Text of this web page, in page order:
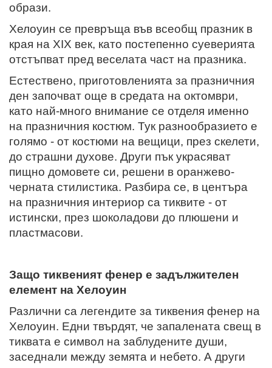
образи.
Хелоуин се превръща във всеобщ празник в
края на ХІХ век, като постепенно суеверията
отстъпват пред веселата част на празника.
Естествено, приготовленията за празничния
ден започват още в средата на октомври,
като най-много внимание се отделя именно
на празничния костюм. Тук разнообразието е
голямо - от костюми на вещици, през скелети,
до страшни духове. Други пък украсяват
пищно домовете си, решени в оранжево-
черната стилистика. Разбира се, в центъра
на празничния интериор са тиквите - от
истински, през шоколадови до плюшени и
пластмасови.
Защо тиквеният фенер е задължителен
елемент на Хелоуин
Различни са легендите за тиквения фенер на
Хелоуин. Едни твърдят, че запалената свещ в
тиквата е символ на заблудените души,
заседнали между земята и небето. А други